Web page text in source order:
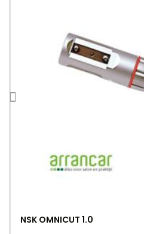
NSK OMNICUT 1.0